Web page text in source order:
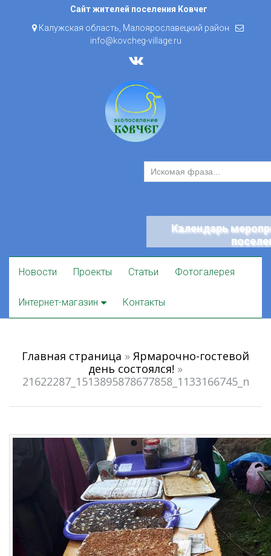
Skip
content
Сайт жителей поселения Ковчег
Калужская область, Малоярославецкий район
info@kovcheg-village.ru
Календарь
Новости Проекты Статьи Фотогалерея
Интернет-магазин Контакты
Главная страница » Ярмарочно-гостевой
день состоялся! »
21622287_1513895878677858_1133166745_n